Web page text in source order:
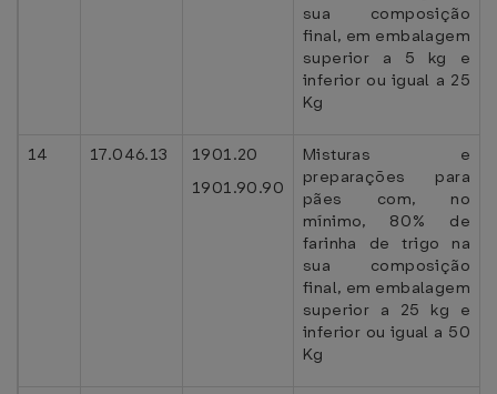
sua composição
final, em embalagem
superior a 5 kg e
inferior ou igual a 25
Kg
14 17.046.13
1901.20
1901.90.90
Misturas e
preparações para
pães com, no
mínimo, 80% de
farinha de trigo na
sua composição
final, em embalagem
superior a 25 kg e
inferior ou igual a 50
Kg